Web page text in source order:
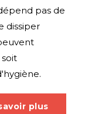
pas de
dissiper
plus